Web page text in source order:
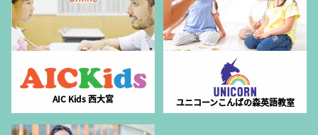
AIC Kids 西大宮 ユニコーンこんばの森英語教室